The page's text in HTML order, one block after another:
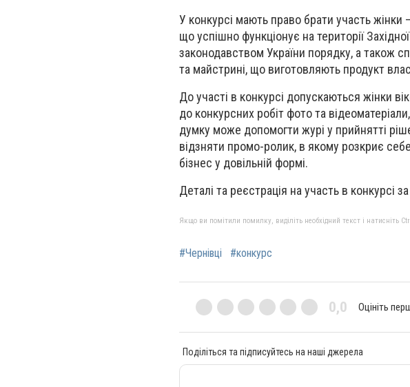
У конкурсі мають право брати участь жінки
що успішно функціонує на території
законодавством України порядку, а також
та майстрині, що виготовляють продукт
До участі в конкурсі допускаються жінки
до конкурсних робіт фото та
думку може допомогти журі у прийнятті
відзняти промо-ролик, в якому розкриє
бізнес у довільній формі.
Деталі та реєстрація на участь в
Якщо ви помітили помилку, виділіть необхідний текст і натисніть
#Чернівці #конкурс
0,0 Оцініть
Поділіться та підписуйтесь на наші джерела